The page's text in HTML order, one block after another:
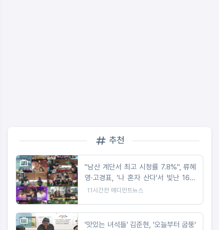
추천
"남산 계단서 최고 시청률 7.8%", 류혜
영·고경표, '나 혼자 산다'서 빛난 16년
우정
11시간전 메디먼트뉴스
'맛있는 녀석들' 김준현, '오늘부터 굽뚱'